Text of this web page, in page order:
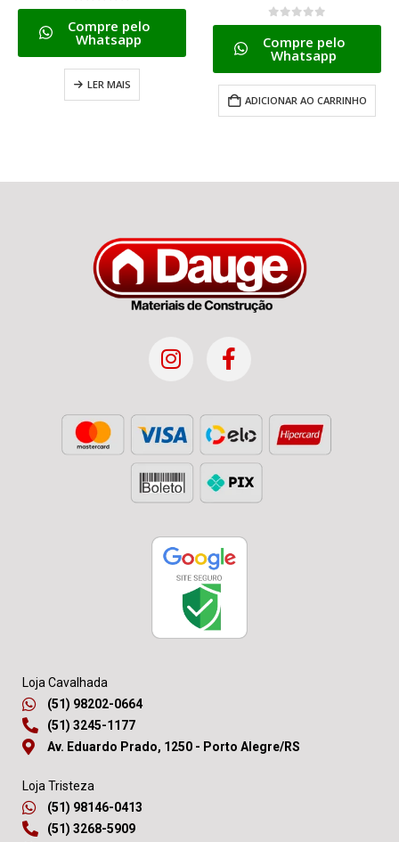
0de 5
Compre pelo
Whatsapp
LER MAIS
0de 5
Compre pelo
Whatsapp
ADICIONAR AO CARRINHO
Loja Cavalhada
(51) 98202-0664
(51) 3245-1177
Av. Eduardo Prado, 1250 - Porto Alegre/RS
Loja Tristeza
(51) 98146-0413
(51) 3268-5909